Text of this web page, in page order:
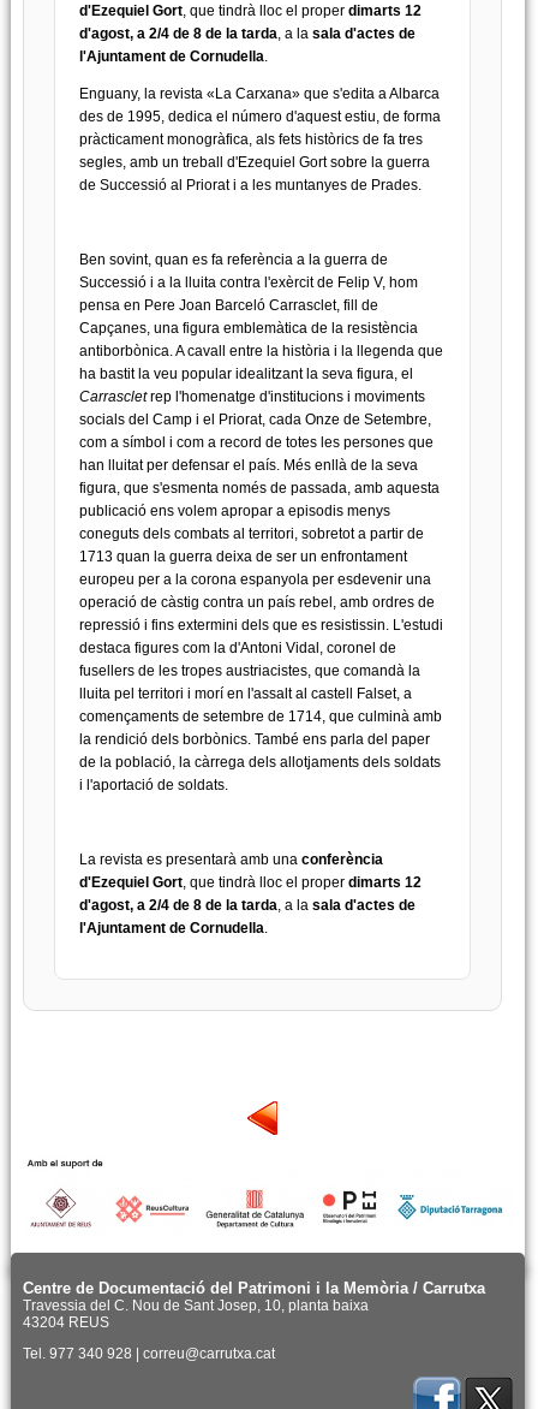
d'Ezequiel Gort, que tindrà lloc el proper dimarts 12
d'agost, a 2/4 de 8 de la tarda, a la sala d'actes de
l'Ajuntament de Cornudella.
Enguany, la revista «La Carxana» que s'edita a Albarca
des de 1995, dedica el número d'aquest estiu, de forma
pràcticament monogràfica, als fets històrics de fa tres
segles, amb un treball d'Ezequiel Gort sobre la guerra
de Successió al Priorat i a les muntanyes de Prades.
Ben sovint, quan es fa referència a la guerra de
Successió i a la lluita contra l'exèrcit de Felip V, hom
pensa en Pere Joan Barceló Carrasclet, fill de
Capçanes, una figura emblemàtica de la resistència
antiborbònica. A cavall entre la història i la llegenda que
ha bastit la veu popular idealitzant la seva figura, el
Carrascletrep l'homenatge d'institucions i moviments
socials del Camp i el Priorat, cada Onze de Setembre,
com a símbol i com a record de totes les persones que
han lluitat per defensar el país. Més enllà de la seva
figura, que s'esmenta només de passada, amb aquesta
publicació ens volem apropar a episodis menys
coneguts dels combats al territori, sobretot a partir de
1713 quan la guerra deixa de ser un enfrontament
europeu per a la corona espanyola per esdevenir una
operació de càstig contra un país rebel, amb ordres de
repressió i fins extermini dels que es resistissin. L'estudi
destaca figures com la d'Antoni Vidal, coronel de
fusellers de les tropes austriacistes, que comandà la
lluita pel territori i morí en l'assalt al castell Falset, a
començaments de setembre de 1714, que culminà amb
la rendició dels borbònics. També ens parla del paper
de la població, la càrrega dels allotjaments dels soldats
i l'aportació de soldats.
La revista es presentarà amb una conferència
d'Ezequiel Gort, que tindrà lloc el proper dimarts 12
d'agost, a 2/4 de 8 de la tarda, a la sala d'actes de
l'Ajuntament de Cornudella.
Centre de Documentació del Patrimoni i la Memòria / Carrutxa
Travessia del C. Nou de Sant Josep, 10, planta baixa
43204 REUS
Tel. 977 340 928 | correu@carrutxa.cat